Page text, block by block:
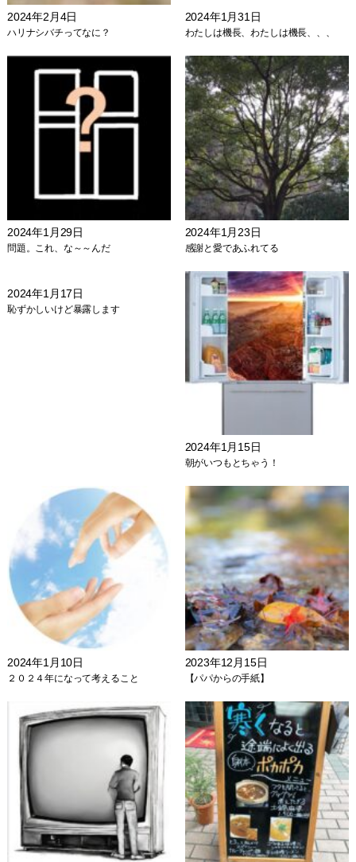
2024年2月4日
ハリナシバチってなに？
2024年1月31日
わたしは機長、わたしは機長、、、
2024年1月29日
問題。これ、な～～んだ
2024年1月23日
感謝と愛であふれてる
2024年1月17日
恥ずかしいけど暴露します
2024年1月15日
朝がいつもとちゃう！
2024年1月10日
２０２４年になって考えること
2023年12月15日
【パパからの手紙】